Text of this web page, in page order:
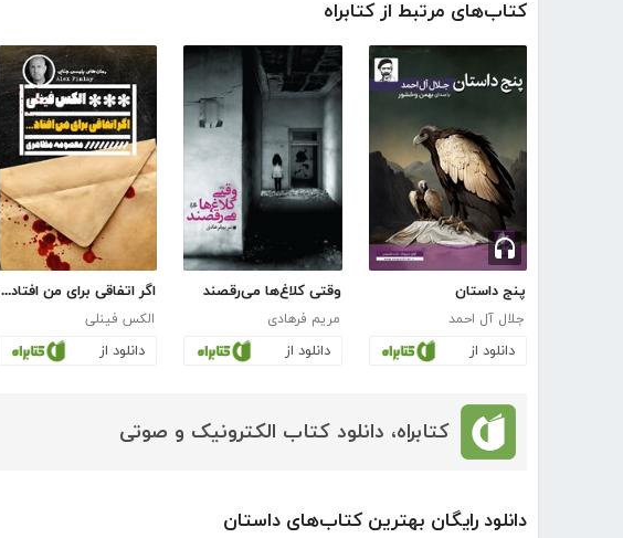
کتاب‌های مرتبط از کتابراه
پنج داستان
جلال آل احمد
دانلود از
وقتی کلاغ‌ها می‌رقصند
مریم فرهادی
دانلود از
اگر اتفاقی برای من افتاد...
الکس فینلی
دانلود از
کتابراه، دانلود کتاب الکترونیک و صوتی
دانلود رایگان بهترین کتاب‌های داستان